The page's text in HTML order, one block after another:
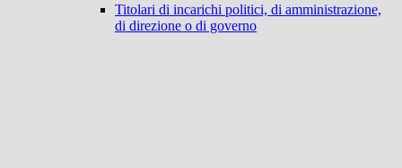
Titolari di incarichi politici, di amministrazione,
di direzione o di governo